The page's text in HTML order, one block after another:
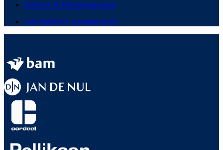
Benutzer & Benutzergruppen
Arbeitsabläufe automatisieren